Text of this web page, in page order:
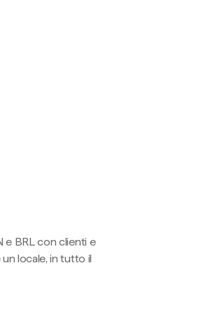
e BRL con clienti e
locale, in tutto il